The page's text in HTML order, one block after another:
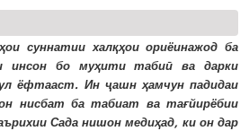
суннатии халқҳои ориёинажод ба
инсон бо муҳити табиӣ ва дарки
ёфтааст. Ин ҷашн ҳамчун падидаи
нисбат ба табиат ва тағйирёбии
Сада нишон медиҳад, ки он дар